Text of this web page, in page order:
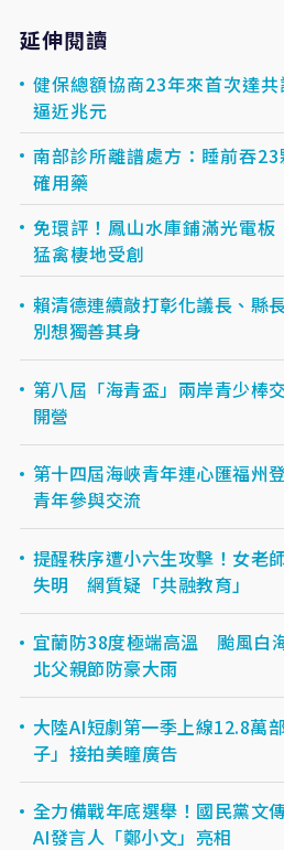
延伸閱讀
健保總額協商23年來首次達
逼近兆元
南部診所離譜處方：睡前吞
確用藥
免環評！鳳山水庫鋪滿光電
猛禽棲地受創
賴清德連續敲打彰化議長、
別想獨善其身
第八屆「海青盃」兩岸青少棒
開營
第十四屆海峽青年連心匯福
青年參與交流
提醒秩序遭小六生攻擊！女老
失明 網質疑「共融教育」
宜蘭防38度極端高溫 颱風白
北父親節防豪大雨
大陸AI短劇第一季上線12.8
子」接拍美瞳廣告
全力備戰年底選舉！國民黨文
AI發言人「鄭小文」亮相